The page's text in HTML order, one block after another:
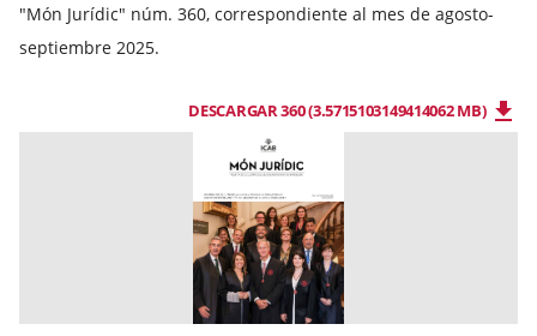
"Món Jurídic" núm. 360, correspondiente al mes de agosto-
septiembre 2025.
DESCARGAR 360 (3.5715103149414062 MB)